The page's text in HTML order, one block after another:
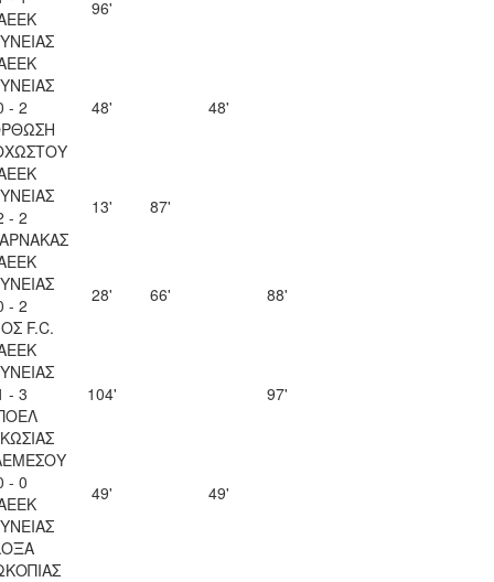
96'
- 2
48' 48'
- 2
13' 87'
- 2
F.C.
28' 66' 88'
- 3
104' 97'
- 0
49' 49'